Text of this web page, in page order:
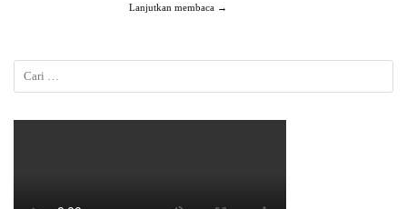
Lanjutkan membaca →